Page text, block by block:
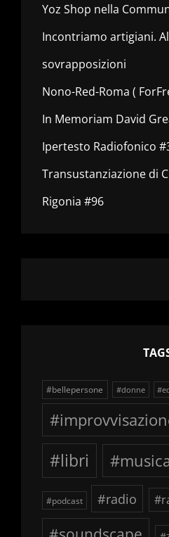
Yoz Shop nella
Incontriamo artigiani.
sovrapposizioni
Nono-Red-Roma (
In Memoriam David
Ipertesto Radiofonico
Transustanziazione di
Rigonia #96
#bellepersone #donne
#libri
#podcast #radio